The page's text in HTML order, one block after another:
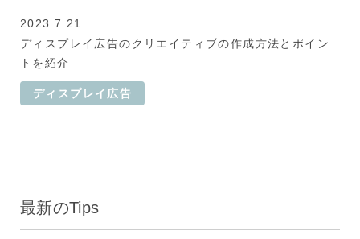
2023.7.21
ディスプレイ広告のクリエイティブの作成方法とポイン
トを紹介
ディスプレイ広告
最新のTips